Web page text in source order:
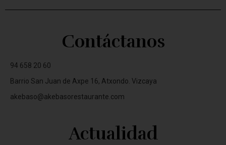
Contáctanos
94 658 20 60
Barrio San Juan de Axpe 16, Atxondo. Vizcaya
akebaso@akebasorestaurante.com
Actualidad